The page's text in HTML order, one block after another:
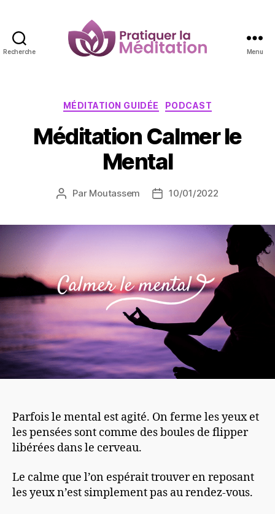
Recherche Menu
Catégories
MÉDITATION GUIDÉE PODCAST
Méditation Calmer le
Mental
Auteur
Par Moutassem
Date10/01/2022
Parfois le mental est agité. On ferme les yeux et
les pensées sont comme des boules de flipper
libérées dans le cerveau.
Le calme que l’on espérait trouver en reposant
les yeux n’est simplement pas au rendez-vous.